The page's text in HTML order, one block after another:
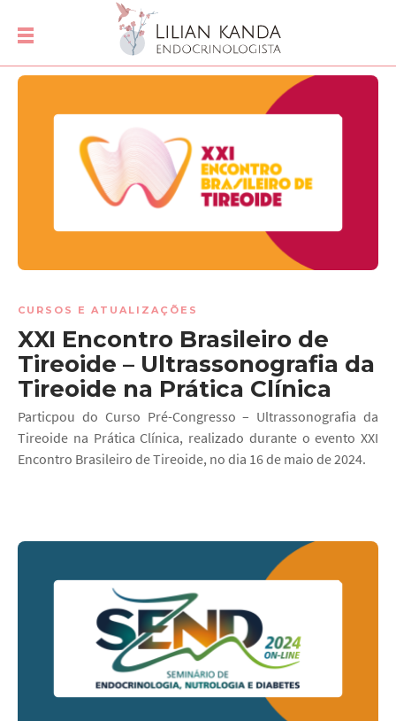
CURSOS E ATUALIZAÇÕES
XXI Encontro Brasileiro de
Tireoide – Ultrassonografia da
Tireoide na Prática Clínica
Particpou do Curso Pré-Congresso – Ultrassonografia da
Tireoide na Prática Clínica, realizado durante o evento XXI
Encontro Brasileiro de Tireoide, no dia 16 de maio de 2024.